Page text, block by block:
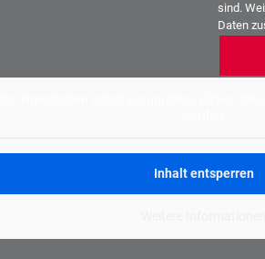
sind.
Daten
Inhalt entsperren